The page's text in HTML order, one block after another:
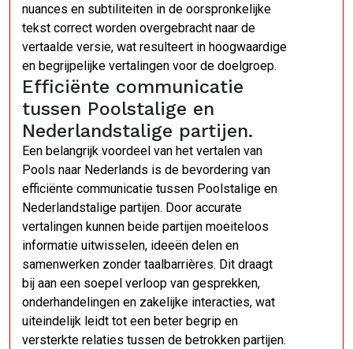
nuances en subtiliteiten in de oorspronkelijke
tekst correct worden overgebracht naar de
vertaalde versie, wat resulteert in hoogwaardige
en begrijpelijke vertalingen voor de doelgroep.
Efficiënte communicatie
tussen Poolstalige en
Nederlandstalige partijen.
Een belangrijk voordeel van het vertalen van
Pools naar Nederlands is de bevordering van
efficiënte communicatie tussen Poolstalige en
Nederlandstalige partijen. Door accurate
vertalingen kunnen beide partijen moeiteloos
informatie uitwisselen, ideeën delen en
samenwerken zonder taalbarrières. Dit draagt
bij aan een soepel verloop van gesprekken,
onderhandelingen en zakelijke interacties, wat
uiteindelijk leidt tot een beter begrip en
versterkte relaties tussen de betrokken partijen.